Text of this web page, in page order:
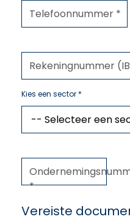
Telefoonnummer *
Rekeningnummer
Kies een sector *
*
Vereiste